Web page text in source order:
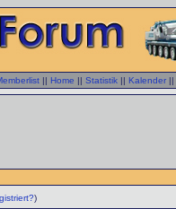
|| Home || Statistik || Kalender ||
)